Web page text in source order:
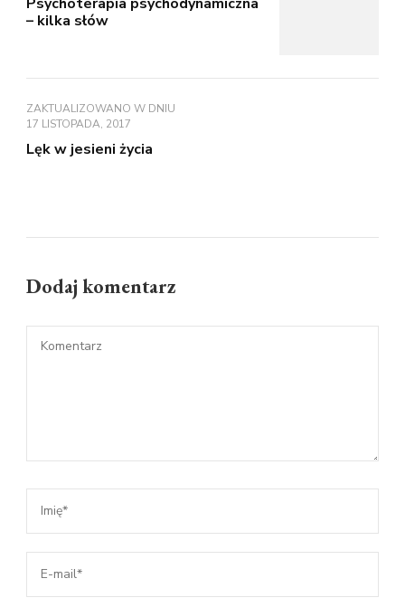
– kilka słów
ZAKTUALIZOWANO W DNIU
17 LISTOPADA, 2017
Lęk w jesieni życia
Dodaj komentarz